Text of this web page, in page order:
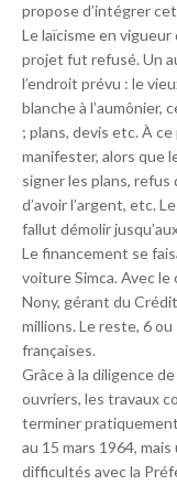
propose d’intégrer
Le laïcisme en
projet fut refusé. Un
l’endroit prévu : le
blanche à l’aumônier,
; plans, devis etc. À
manifester, alors que
signer les plans,
d’avoir l’argent, etc.
fallut démolir
Le financement se
voiture Simca. Avec
Nony, gérant du
millions. Le reste, 6
françaises.
Grâce à la diligence
ouvriers, les travaux
terminer
au 15 mars 1964,
difficultés avec la